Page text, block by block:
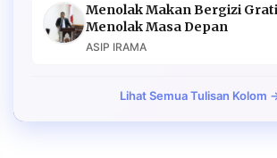
Menolak Makan Bergizi
Menolak Masa Depan
ASIP IRAMA
Lihat Semua Tulisan Kolom